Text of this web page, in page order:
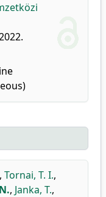
, Tornai, T. I.,
, Janka, T.,